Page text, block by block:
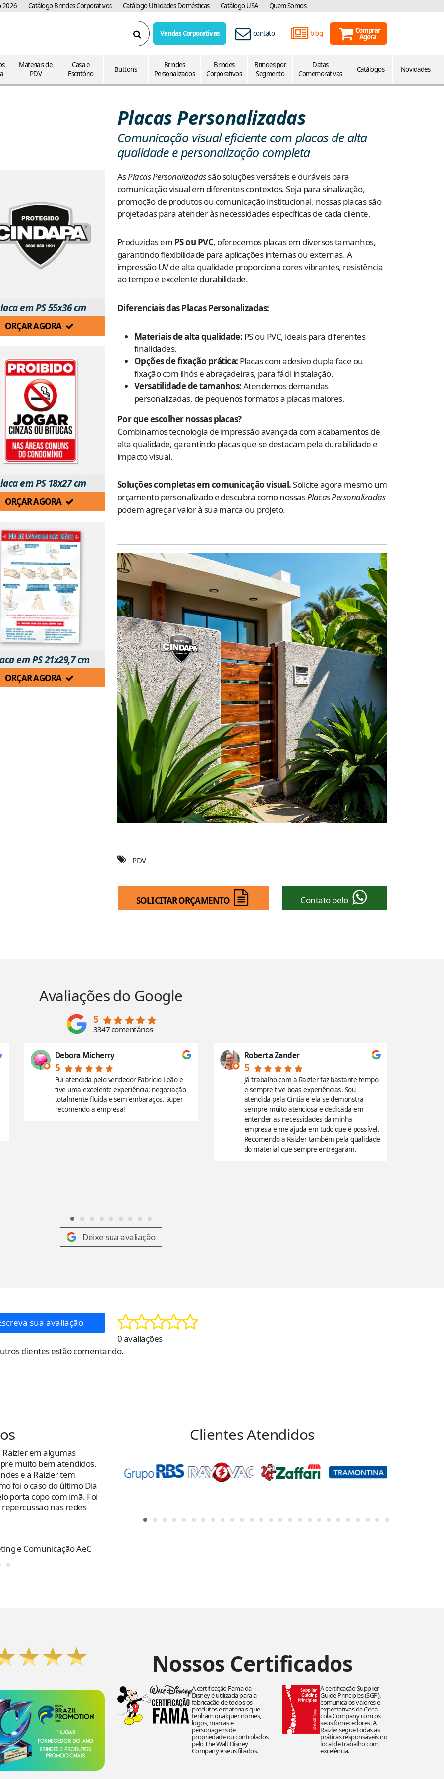
2026 Catálogo Brindes Corporativos Catálogo Utilidades Domésticas Catálogo USA Quem Somos
Pesquisar
Vendas Corporativas contato blog Comprar
Agora
Materiais de
PDV
Casa e
Escritório
Buttons
Brindes
Personalizados
Brindes
Corporativos
Brindes por
Segmento
Datas
Comemorativas
Catálogos Novidades
Placas Personalizadas
Comunicação visual eficiente com placas de alta
qualidade e personalização completa
em PS 55x36 cm
ORÇAR AGORA
em PS 18x27 cm
ORÇAR AGORA
em PS 21x29,7 cm
ORÇAR AGORA
AsPlacas Personalizadassão soluções versáteis e duráveis para
comunicação visual em diferentes contextos. Seja para sinalização,
promoção de produtos ou comunicação institucional, nossas placas são
projetadas para atender às necessidades específicas de cada cliente.
Produzidas em PS ou PVC, oferecemos placas em diversos tamanhos,
garantindo flexibilidade para aplicações internas ou externas. A
impressão UV de alta qualidade proporciona cores vibrantes, resistência
ao tempo e excelente durabilidade.
Diferenciais das Placas Personalizadas:
Materiais de alta qualidade: PS ou PVC, ideais para diferentes
finalidades.
Opções de fixação prática: Placas com adesivo dupla face ou
fixação com ilhós e abraçadeiras, para fácil instalação.
Versatilidade de tamanhos:Atendemos demandas
personalizadas, de pequenos formatos a placas maiores.
Por que escolher nossas placas?
Combinamos tecnologia de impressão avançada com acabamentos de
alta qualidade, garantindo placas que se destacam pela durabilidade e
impacto visual.
Soluções completas em comunicação visual.Solicite agora mesmo um
orçamento personalizado e descubra como nossasPlacas Personalizadas
podem agregar valor à sua marca ou projeto.
PDV
SOLICITAR ORÇAMENTO Contato pelo
Avaliações do Google
5
3347 comentários
Debora Micherry
5
Fui atendida pelo vendedor Fabrício Leão e
tive uma excelente experiência: negociação
totalmente fluida e sem embaraços. Super
recomendo a empresa!
Roberta Zander
5
Já trabalho com a Raizler faz bastante tempo
e sempre tive boas experiências. Sou
atendida pela Cíntia e ela se demonstra
sempre muito atenciosa e dedicada em
entender as necessidades da minha
empresa e me ajuda em tudo que é possível.
Recomendo a Raizler também pela qualidade
do material que sempre entregaram.
Deixe sua avaliação
sua avaliação
0 avaliações
clientes estão comentando.
em algumas
muito bem atendidos.
e a Raizler tem
foi o caso do último Dia
porta copo com imã. Foi
nas redes
e Comunicação AeC
recomendo sempre que posso. O serviço prestado
pela Raizler é excelente, desde o atendimento até a
entrega final do produto. A atenção com o cliente é
de p ... leia mais ”
Clientes Atendidos
Nossos Certificados
A certificação Fama da
Disney é utilizada para a
fabricação de todos os
produtos e materiais que
tenham qualquer nomes,
logos, marcas e
personagens de
propriedade ou controlados
pelo The Walt Disney
Company e seus filiados.
A certificação Supplier
Guide Principles (SGP),
comunica os valores e
expectativas da Coca-
cola Company com os
seus fornecedores. A
Raizler segue todas as
práticas responsáveis no
local de trabalho com
excelência.